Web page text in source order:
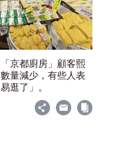
京都廚房」顧客熙
量減少，有些人表
逛了」。